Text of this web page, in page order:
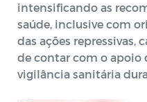
intensificando as
saúde, inclusive com
das ações repressivas,
de contar com o apoio
vigilância sanitária